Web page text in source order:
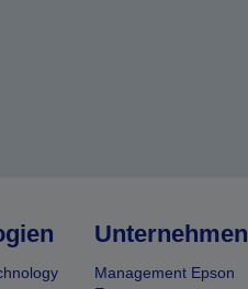
Unternehmen
Management Epson